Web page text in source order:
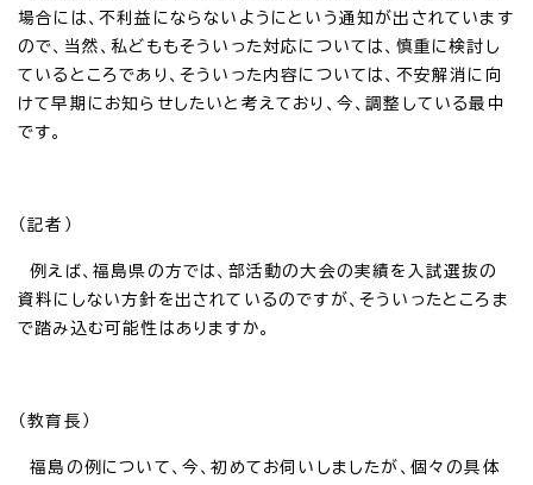
場合には、不利益にならないようにという通知が出されています
ので、当然、私どももそういった対応については、慎重に検討し
ているところであり、そういった内容については、不安解消に向
けて早期にお知らせしたいと考えており、今、調整している最中
です。
（記者）
例えば、福島県の方では、部活動の大会の実績を入試選抜の
資料にしない方針を出されているのですが、そういったところま
で踏み込む可能性はありますか。
（教育長）
福島の例について、今、初めてお伺いしましたが、個々の具体